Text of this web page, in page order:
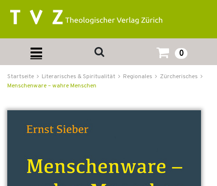
0
Startseite Literarisches & Spiritualität Regionales
Zürcherisches
Menschenware – wahre Menschen